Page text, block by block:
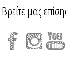
Βρείτε μας